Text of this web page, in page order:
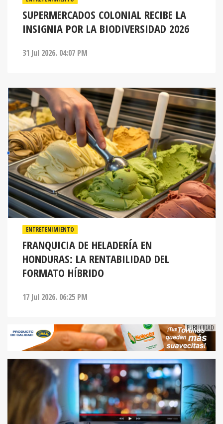
SUPERMERCADOS COLONIAL RECIBE LA
INSIGNIA POR LA BIODIVERSIDAD 2026
31 Jul 2026. 04:07 PM
ENTRETENIMIENTO
FRANQUICIA DE HELADERÍA EN
HONDURAS: LA RENTABILIDAD DEL
FORMATO HÍBRIDO
17 Jul 2026. 06:25 PM